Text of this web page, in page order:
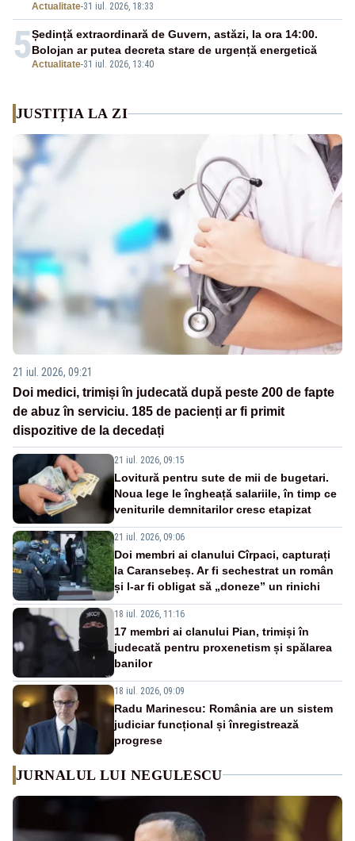
Actualitate-31 iul. 2026, 18:33
5Actualitate-31 iul. 2026, 13:40
Ședință extraordinară de Guvern, astăzi, la ora 14:00.
Bolojan ar putea decreta stare de urgență energetică
JUSTIȚIA LA ZI
21 iul. 2026, 09:21
Doi medici, trimiși în judecată după peste 200 de fapte
de abuz în serviciu. 185 de pacienți ar fi primit
dispozitive de la decedați
21 iul. 2026, 09:15
Lovitură pentru sute de mii de bugetari.
Noua lege le îngheață salariile, în timp ce
veniturile demnitarilor cresc etapizat
21 iul. 2026, 09:06
Doi membri ai clanului Cîrpaci, capturați
la Caransebeș. Ar fi sechestrat un român
și l-ar fi obligat să „doneze” un rinichi
18 iul. 2026, 11:16
17 membri ai clanului Pian, trimiși în
judecată pentru proxenetism și spălarea
banilor
18 iul. 2026, 09:09
Radu Marinescu: România are un sistem
judiciar funcțional și înregistrează
progrese
JURNALUL LUI NEGULESCU